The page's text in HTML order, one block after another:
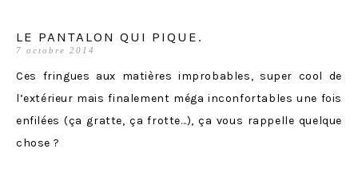
LE PANTALON QUI PIQUE.
7 octobre 2014
Ces fringues aux matières improbables, super cool de
l’extérieur mais finalement méga inconfortables une fois
enfilées (ça gratte, ça frotte…), ça vous rappelle quelque
chose ?